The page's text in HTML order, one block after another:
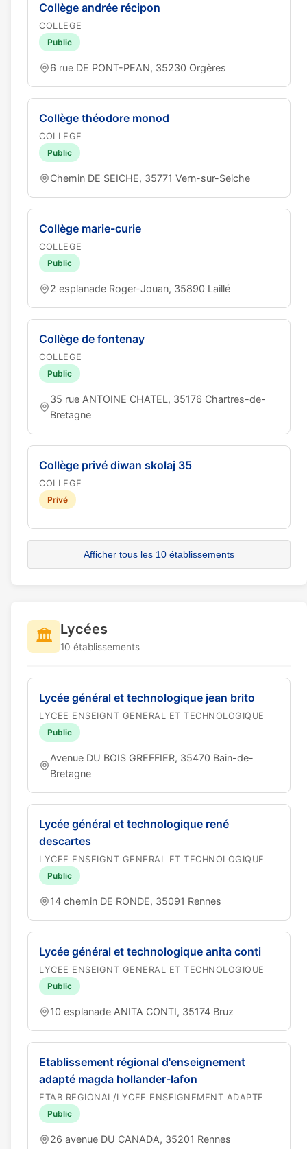
Collège andrée récipon
COLLEGE
Public
6 rue DE PONT-PEAN, 35230 Orgères
Collège théodore monod
COLLEGE
Public
Chemin DE SEICHE, 35771 Vern-sur-Seiche
Collège marie-curie
COLLEGE
Public
2 esplanade Roger-Jouan, 35890 Laillé
Collège de fontenay
COLLEGE
Public
35 rue ANTOINE CHATEL, 35176 Chartres-de-
Bretagne
Collège privé diwan skolaj 35
COLLEGE
Privé
Afficher tous les 10 établissements
🏛️ Lycées
10 établissements
Lycée général et technologique jean brito
LYCEE ENSEIGNT GENERAL ET TECHNOLOGIQUE
Public
Avenue DU BOIS GREFFIER, 35470 Bain-de-
Bretagne
Lycée général et technologique rené
descartes
LYCEE ENSEIGNT GENERAL ET TECHNOLOGIQUE
Public
14 chemin DE RONDE, 35091 Rennes
Lycée général et technologique anita conti
LYCEE ENSEIGNT GENERAL ET TECHNOLOGIQUE
Public
10 esplanade ANITA CONTI, 35174 Bruz
Etablissement régional d'enseignement
adapté magda hollander-lafon
ETAB REGIONAL/LYCEE ENSEIGNEMENT ADAPTE
Public
26 avenue DU CANADA, 35201 Rennes